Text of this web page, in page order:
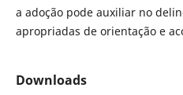
a adoção pode auxiliar no
apropriadas de orientação e
Downloads